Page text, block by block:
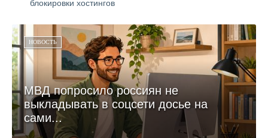
блокировки хостингов
НОВОСТЬ
МВД попросило россиян не
выкладывать в соцсети досье на
сами...